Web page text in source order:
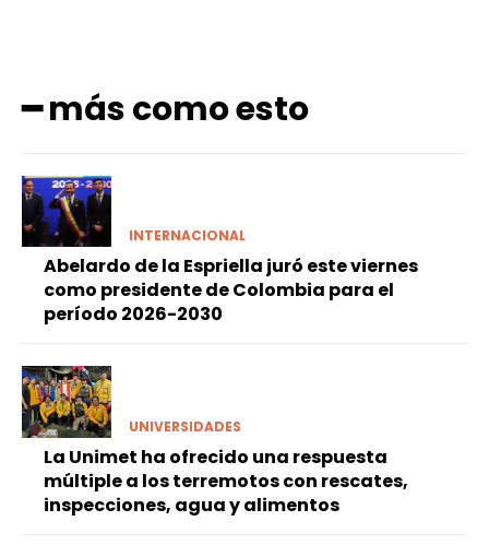
━ más como esto
INTERNACIONAL
Abelardo de la Espriella juró este viernes
como presidente de Colombia para el
período 2026-2030
UNIVERSIDADES
La Unimet ha ofrecido una respuesta
múltiple a los terremotos con rescates,
inspecciones, agua y alimentos